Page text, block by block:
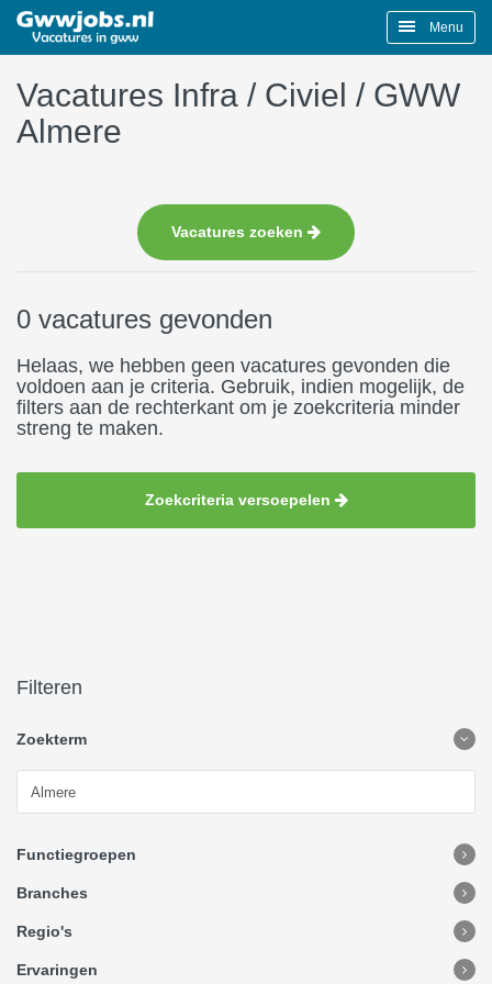
Menu
Vacatures Infra / Civiel / GWW
Almere
Vacatures zoeken
0 vacatures gevonden
Helaas, we hebben geen vacatures gevonden die
voldoen aan je criteria. Gebruik, indien mogelijk, de
filters aan de rechterkant om je zoekcriteria minder
streng te maken.
Zoekcriteria versoepelen
Filteren
Zoekterm
Functiegroepen
Branches
Regio's
Ervaringen